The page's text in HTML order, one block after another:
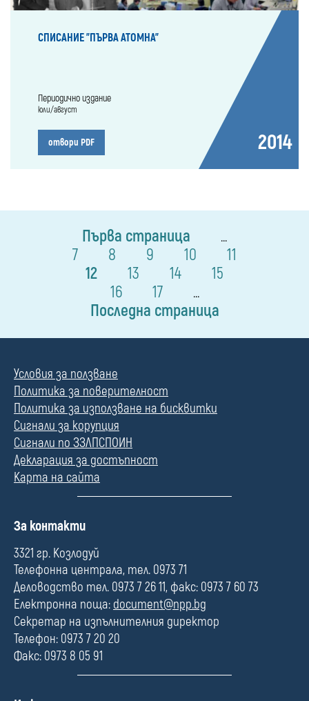
СПИСАНИЕ "ПЪРВА АТОМНА"
Периодично издание
юли/август
отвори PDF 2014
Първа страница ...
7 8 9 10
11
12
13 14
15
16
17 ...
Последна страница
Условия за ползване
Политика за поверителност
Политика за използване на бисквитки
Сигнали за корупция
Сигнали по ЗЗЛПСПОИН
Декларация за достъпност
Карта на сайта
П
л
е
За контакти
3321 гр. Козлодуй
Телефонна централа, тел. 0973 71
Деловодство тел. 0973 7 26 11, факс: 0973 7 60 73
Електронна поща: document@npp.bg
Секретар на изпълнителния директор
Телефон: 0973 7 20 20
Факс: 0973 8 05 91